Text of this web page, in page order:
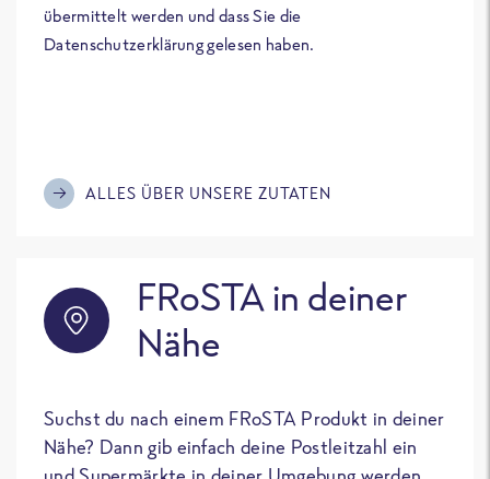
übermittelt werden und dass Sie die
Datenschutzerklärung gelesen haben.
ALLES ÜBER UNSERE ZUTATEN
FRoSTA in deiner
Nähe
Suchst du nach einem FRoSTA Produkt in deiner
Nähe? Dann gib einfach deine Postleitzahl ein